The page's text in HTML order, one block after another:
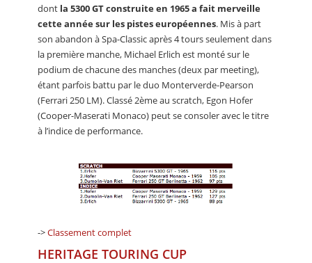
dont la 5300 GT construite en 1965 a fait merveille
cette année sur les pistes européennes. Mis à part
son abandon à Spa-Classic après 4 tours seulement dans
la première manche, Michael Erlich est monté sur le
podium de chacune des manches (deux par meeting),
étant parfois battu par le duo Monterverde-Pearson
(Ferrari 250 LM). Classé 2ème au scratch, Egon Hofer
(Cooper-Maserati Monaco) peut se consoler avec le titre
à l’indice de performance.
->Classement complet
HERITAGE TOURING CUP